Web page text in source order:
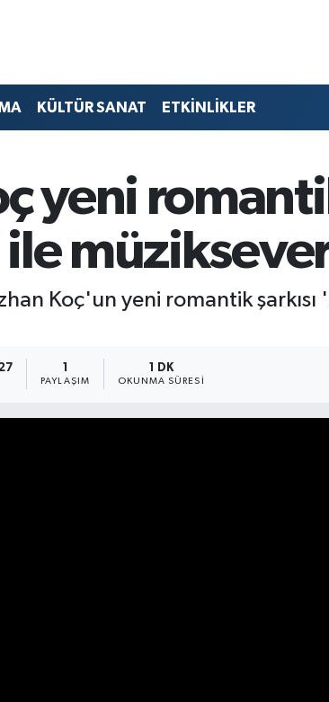
KÜLTÜR SANAT ETKİNLİKLER
yeni
ile
Koç'un yeni romantik
1
PAYLAŞIM
1 DK
OKUNMA SÜRESI